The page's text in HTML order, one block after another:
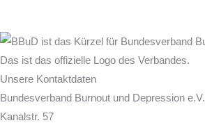
Unsere Kontaktdaten
Bundesverband Burnout und Depression e.V.
Kanalstr. 57